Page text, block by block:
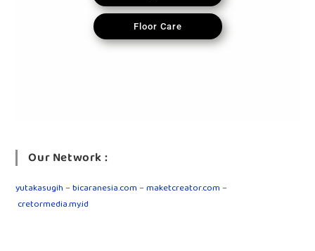
Floor Care
Our Network :
yutakasugih–bicaranesia.com–maketcreator.com–
cretormedia.my.id